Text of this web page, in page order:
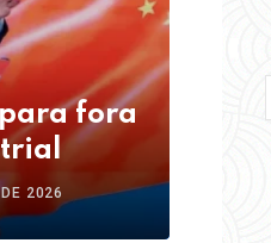
fora
2026